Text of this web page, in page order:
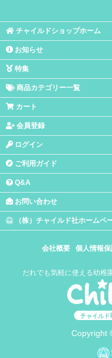
チャイルドショップホーム
お知らせ
特集
商品カテゴリー一覧
カート
会員登録
ログイン
ご利用ガイド
Q&A
お問い合わせ
（株）チャイルド社ホームペ
会社概要 個人情報
だれでも気軽に使える幼稚
Copyright